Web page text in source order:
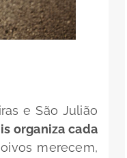
e São Julião
organiza cada
merecem,